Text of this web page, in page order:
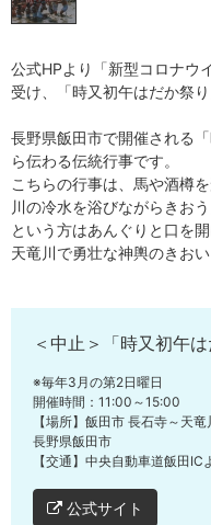
公式HPより「新型コロナウ
受け、「時又初午はだか祭
長野県飯田市で開催される
ら伝わる伝統行事です。
こちらの行事は、馬や酒樽
川の冷水を浴びながらきお
という方はあんぐりと口を
天竜川で勇壮な神輿のきおい
＜中止＞「時又初午
※毎年3月の第2日曜日
開催時間：11:00～15:00
【場所】飯田市 長石寺～天
長野県飯田市
【交通】中央自動車道飯田
公式サイト